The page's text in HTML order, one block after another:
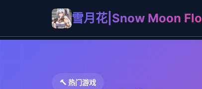
雪月花|Snow Moon
🔨 热门游戏